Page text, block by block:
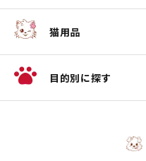
猫用品
目的別に探す